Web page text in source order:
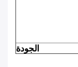
الجودة